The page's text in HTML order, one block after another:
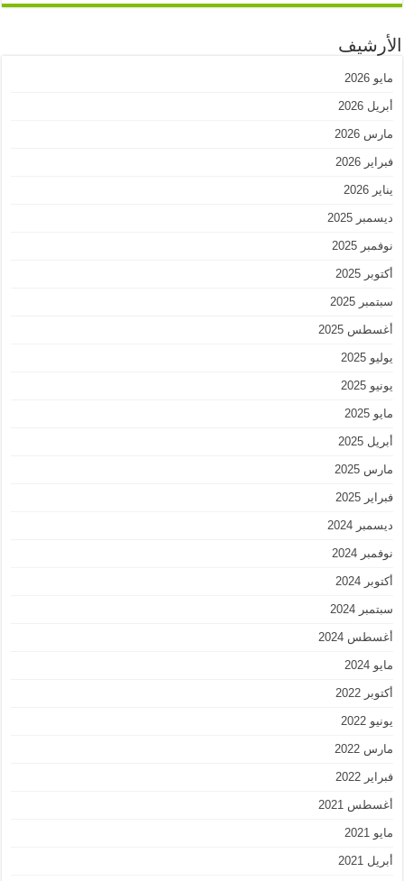
الأرشيف
مايو 2026
أبريل 2026
مارس 2026
فبراير 2026
يناير 2026
ديسمبر 2025
نوفمبر 2025
أكتوبر 2025
سبتمبر 2025
أغسطس 2025
يوليو 2025
يونيو 2025
مايو 2025
أبريل 2025
مارس 2025
فبراير 2025
ديسمبر 2024
نوفمبر 2024
أكتوبر 2024
سبتمبر 2024
أغسطس 2024
مايو 2024
أكتوبر 2022
يونيو 2022
مارس 2022
فبراير 2022
أغسطس 2021
مايو 2021
أبريل 2021